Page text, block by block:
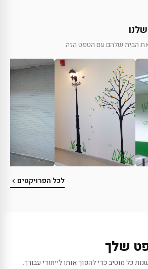
הבית שלהם עם הטפט הזה
לכל הפרויקטים
שלך
כל מוטיב כדי להפוך אותו לייחודי עבורך.